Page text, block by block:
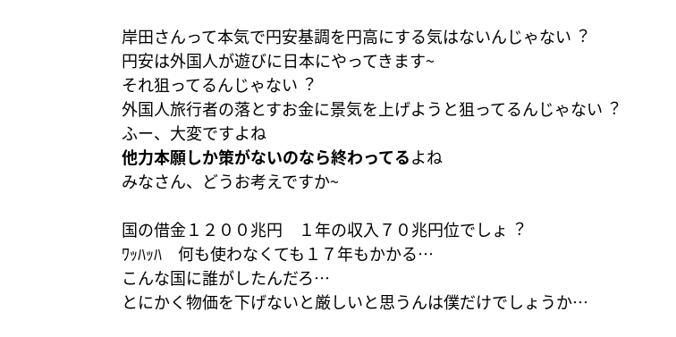
岸田さんって本気で円安基調を円高にする気はないんじゃない︖
円安は外国人が遊びに日本にやってきます~
それ狙ってるんじゃない︖
外国人旅行者の落とすお金に景気を上げようと狙ってるんじゃない︖
ふー、大変ですよね
他力本願しか策がないのなら終わってるよね
みなさん、どうお考えですか~
国の借金１２００兆円 １年の収入７０兆円位でしょ︖
ﾜｯﾊｯﾊ 何も使わなくても１７年もかかる…
こんな国に誰がしたんだろ…
とにかく物価を下げないと厳しいと思うんは僕だけでしょうか…